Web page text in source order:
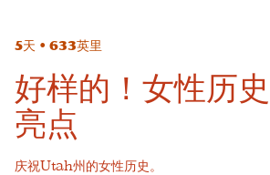
5天 • 633英里
好样的！女性历
亮点
庆祝Utah州的女性历史。